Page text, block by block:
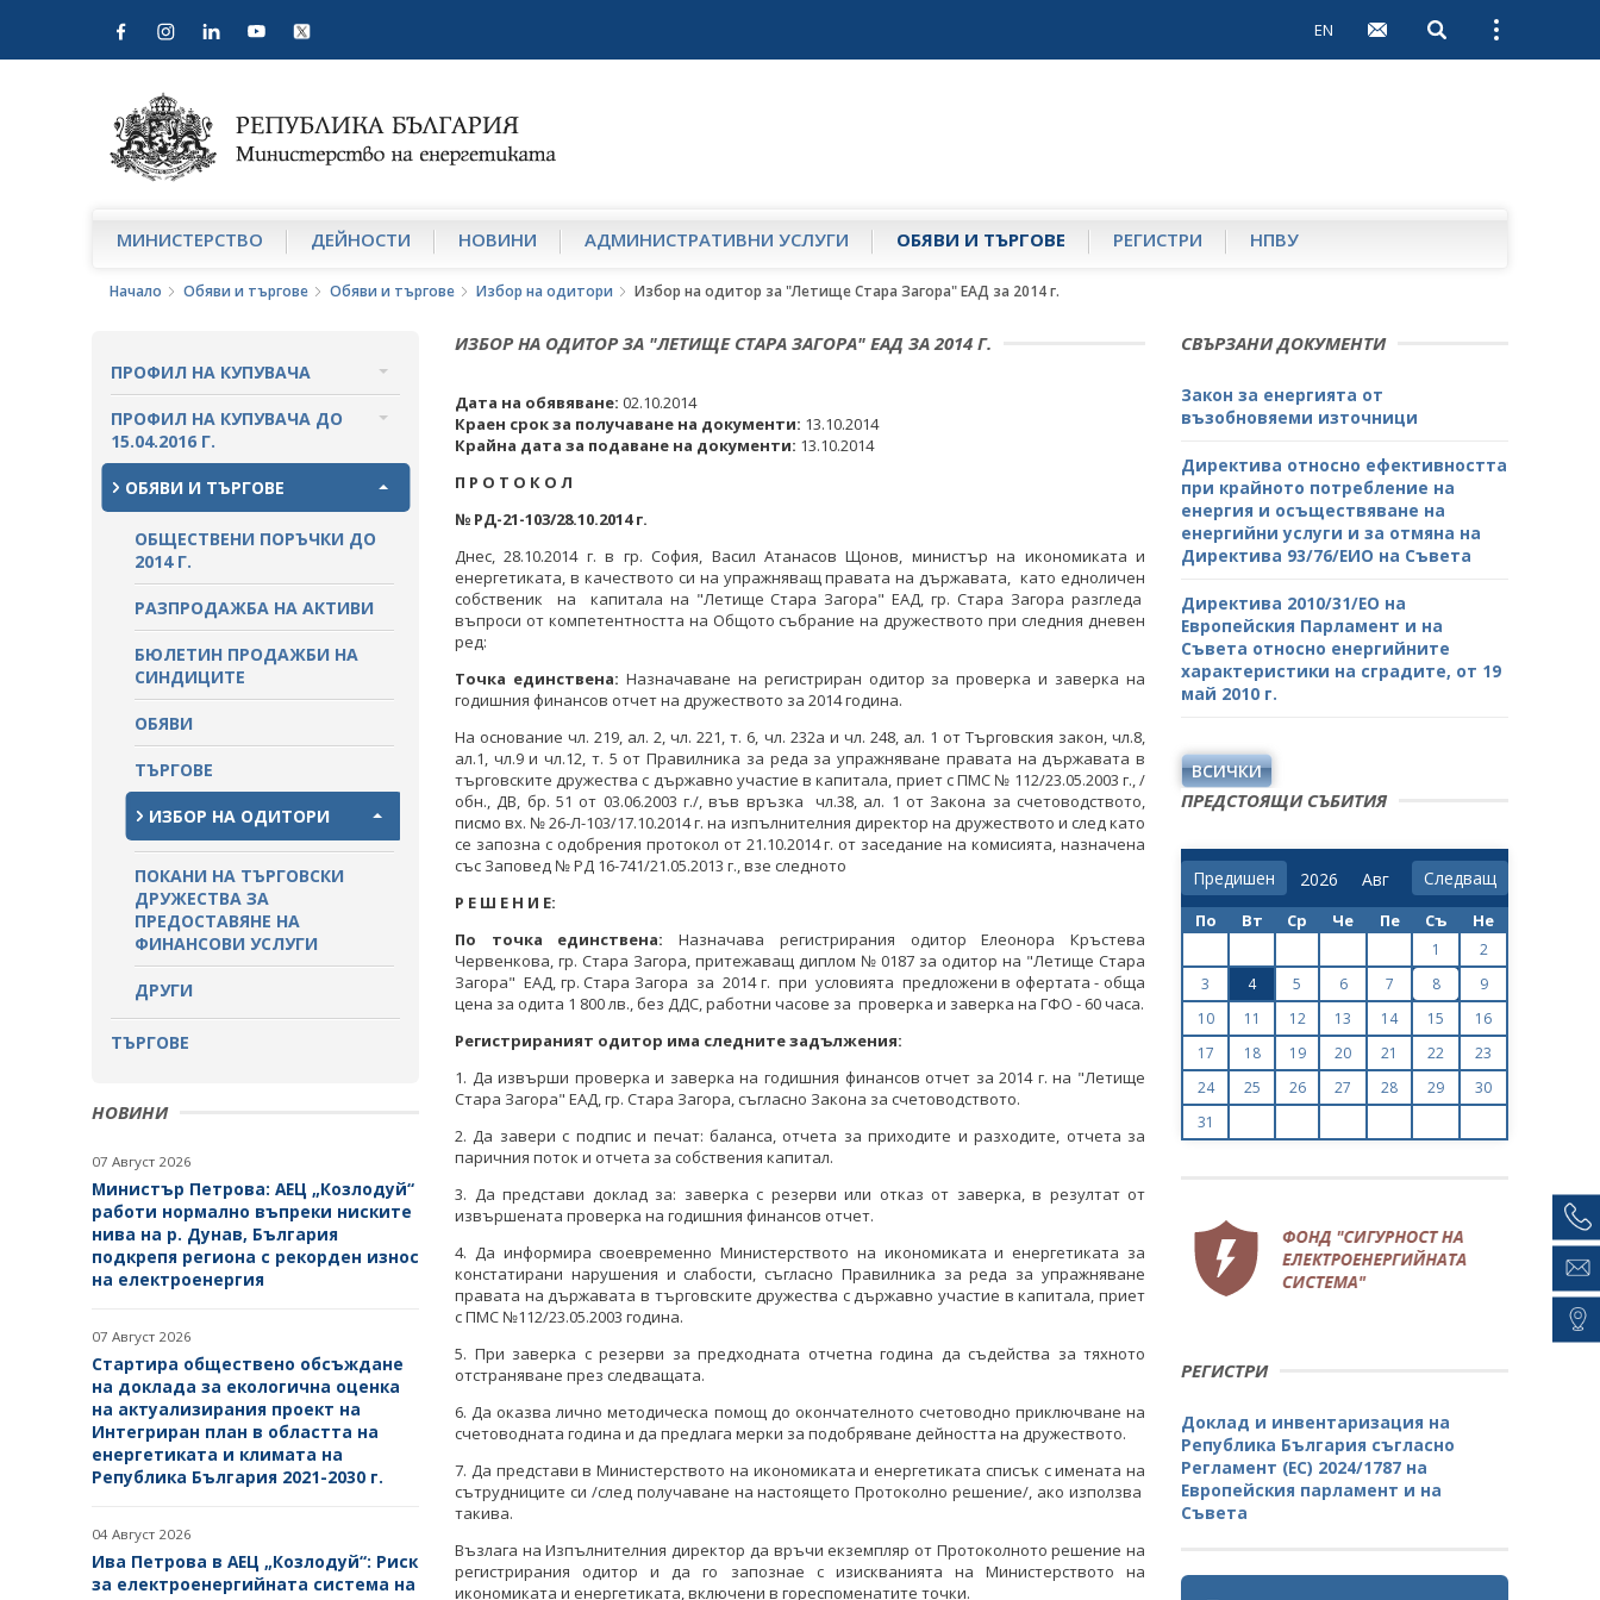
EN Open search
Open
МИНИСТЕРСТВО ДЕЙНОСТИ НОВИНИ АДМИНИСТРАТИВНИ УСЛУГИ ОБЯВИ И ТЪРГОВЕ РЕГИСТРИ НПВУ
Начало Обяви и търгове Обяви и търгове Избор на одитори Избор на одитор за "Летище Стара Загора" ЕАД за 2014 г.
ПРОФИЛ НА КУПУВАЧА
ВЪТРЕШНИ ПРАВИЛА И
ДОКУМЕНТИ
ПРОЦЕДУРИ
СЪБИРАНЕ НА ОФЕРТИ С ОБЯВИ
ПАЗАРНИ КОНСУЛТАЦИИ
СТАНОВИЩА НА АОП
ОБЯВЛЕНИЯ ЗА ПРЕДВАРИТЕЛНА
ИНФОРМАЦИЯ
ПРОФИЛ НА КУПУВАЧА ДО
15.04.2016 Г.
ВЪТРЕШНИ ПРАВИЛА И
ДОКУМЕНТИ
ПРОЦЕДУРИ
ПУБЛИЧНИ ПОКАНИ
ПОКАНИ
ОБЯВЛЕНИЯ ЗА ПРЕДВАРИТЕЛНА
ИНФОРМАЦИЯ
ПРЕДВАРИТЕЛЕН КОНТРОЛ
СТАНОВИЩА НА АОП ПО
ЗАПИТВАНИЯ
ОБЯВИ И ТЪРГОВЕ
ОБЩЕСТВЕНИ ПОРЪЧКИ ДО
2014 Г.
РАЗПРОДАЖБА НА АКТИВИ
БЮЛЕТИН ПРОДАЖБИ НА
СИНДИЦИТЕ
ОБЯВИ
ТЪРГОВЕ
ИЗБОР НА ОДИТОРИ
ПОКАНИ НА ТЪРГОВСКИ
ДРУЖЕСТВА ЗА
ПРЕДОСТАВЯНЕ НА
ФИНАНСОВИ УСЛУГИ
ДРУГИ
ТЪРГОВЕ
НОВИНИ
07 Август 2026
Министър Петрова: АЕЦ „Козлодуй“
работи нормално въпреки ниските
нива на р. Дунав, България
подкрепя региона с рекорден износ
на електроенергия
07 Август 2026
Стартира обществено обсъждане
на доклада за екологична оценка
на актуализирания проект на
Интегриран план в областта на
енергетиката и климата на
Република България 2021-2030 г.
04 Август 2026
Ива Петрова в АЕЦ „Козлодуй“: Риск
за електроенергийната система на
ИЗБОР НА ОДИТОР ЗА "ЛЕТИЩЕ СТАРА ЗАГОРА" ЕАД ЗА 2014 Г.
Дата на обявяване: 02.10.2014
Краен срок за получаване на документи: 13.10.2014
Крайна дата за подаване на документи: 13.10.2014
П Р О Т О К О Л
№ РД-21-103/28.10.2014 г.
Днес, 28.10.2014 г. в гр. София, Васил Атанасов Щонов, министър на икономиката и
енергетиката, в качеството си на упражняващ правата на държавата, като едноличен
собственик на капитала на "Летище Стара Загора" ЕАД, гр. Стара Загора разгледа
въпроси от компетентността на Общото събрание на дружеството при следния дневен
ред:
Точка единствена: Назначаване на регистриран одитор за проверка и заверка на
годишния финансов отчет на дружеството за 2014 година.
На основание чл. 219, ал. 2, чл. 221, т. 6, чл. 232а и чл. 248, ал. 1 от Търговския закон, чл.8,
ал.1, чл.9 и чл.12, т. 5 от Правилника за реда за упражняване правата на държавата в
търговските дружества с държавно участие в капитала, приет с ПМС № 112/23.05.2003 г., /
обн., ДВ, бр. 51 от 03.06.2003 г./, във връзка чл.38, ал. 1 от Закона за счетоводството,
писмо вх. № 26-Л-103/17.10.2014 г. на изпълнителния директор на дружеството и след като
се запозна с одобрения протокол от 21.10.2014 г. от заседание на комисията, назначена
със Заповед № РД 16-741/21.05.2013 г., взе следното
Р Е Ш Е Н И Е:
По точка единствена: Назначава регистрирания одитор Елеонора Кръстева
Червенкова, гр. Стара Загора, притежаващ диплом № 0187 за одитор на "Летище Стара
Загора" ЕАД, гр. Стара Загора за 2014 г. при условията предложени в офертата - обща
цена за одита 1 800 лв., без ДДС, работни часове за проверка и заверка на ГФО - 60 часа.
Регистрираният одитор има следните задължения:
1. Да извърши проверка и заверка на годишния финансов отчет за 2014 г. на "Летище
Стара Загора" ЕАД, гр. Стара Загора, съгласно Закона за счетоводството.
2. Да завери с подпис и печат: баланса, отчета за приходите и разходите, отчета за
паричния поток и отчета за собствения капитал.
3. Да представи доклад за: заверка с резерви или отказ от заверка, в резултат от
извършената проверка на годишния финансов отчет.
4. Да информира своевременно Министерството на икономиката и енергетиката за
констатирани нарушения и слабости, съгласно Правилника за реда за упражняване
правата на държавата в търговските дружества с държавно участие в капитала, приет
с ПМС №112/23.05.2003 година.
5. При заверка с резерви за предходната отчетна година да съдейства за тяхното
отстраняване през следващата.
6. Да оказва лично методическа помощ до окончателното счетоводно приключване на
счетоводната година и да предлага мерки за подобряване дейността на дружеството.
7. Да представи в Министерството на икономиката и енергетиката списък с имената на
сътрудниците си /след получаване на настоящето Протоколно решение/, ако използва
такива.
Възлага на Изпълнителния директор да връчи екземпляр от Протоколното решение на
регистрирания одитор и да го запознае с изискванията на Министерството на
икономиката и енергетиката, включени в гореспоменатите точки.
СВЪРЗАНИ ДОКУМЕНТИ
Закон за енергията от
възобновяеми източници
Директива относно ефективността
при крайното потребление на
енергия и осъществяване на
енергийни услуги и за отмяна на
Директива 93/76/ЕИО на Съвета
Директива 2010/31/ЕО на
Европейския Парламент и на
Съвета относно енергийните
характеристики на сградите, от 19
май 2010 г.
ВСИЧКИ
ПРЕДСТОЯЩИ СЪБИТИЯ
Предишен Следващ
По Вт Ср Че Пе Съ Не
1
2
3
4 5 6 7 8
9
10
11 12 13 14 15
16
17
18 19 20 21 22
23
24
25 26 27 28 29
30
31
РЕГИСТРИ
Доклад и инвентаризация на
Република България съгласно
Регламент (ЕС) 2024/1787 на
Европейския парламент и на
Съвета